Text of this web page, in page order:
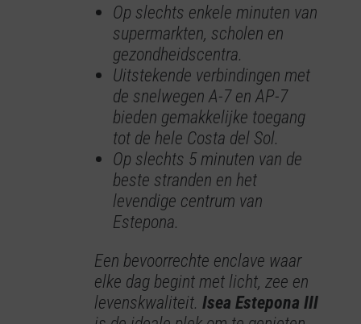
Op slechts enkele minuten van
supermarkten, scholen en
gezondheidscentra.
Uitstekende verbindingen met
de snelwegen A-7 en AP-7
bieden gemakkelijke toegang
tot de hele Costa del Sol.
Op slechts 5 minuten van de
beste stranden en het
levendige centrum van
Estepona.
Een bevoorrechte enclave waar
elke dag begint met licht, zee en
levenskwaliteit.Isea Estepona III